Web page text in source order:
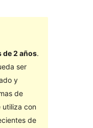
de 2 años.
ser
y
de
utiliza con
de